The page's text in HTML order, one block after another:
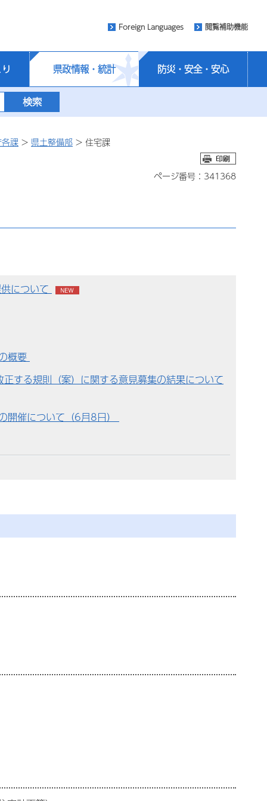
Foreign Languages 閲覧補助機能
県政情報・統計 防災・安全・安心
課 > 県土整備部 > 住宅課
ページ番号：341368
について
概要
する規則（案）に関する意見募集の結果について
開催について（6月8日）